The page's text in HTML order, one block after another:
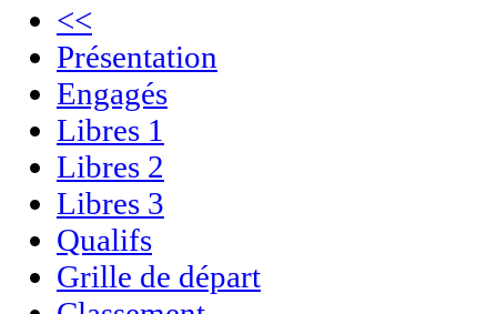
<<
Présentation
Engagés
Libres 1
Libres 2
Libres 3
Qualifs
Grille de départ